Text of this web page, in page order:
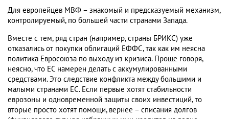
Для европейцев МВФ – знакомый и предсказуемый механизм,
контролируемый, по большей части странами Запада.
Вместе с тем, ряд стран (например, страны БРИКС) уже
отказались от покупки облигаций ЕФФС, так как им неясна
политика Евросоюза по выходу из кризиса. Проще говоря,
неясно, что ЕС намерен делать с аккумулированными
средствами. Это следствие конфликта между большими и
малыми странами ЕС. Если первые хотят стабильности
еврозоны и одновременной защиты своих инвестиций, то
вторые просто хотят помощи, вернее – списания долгов